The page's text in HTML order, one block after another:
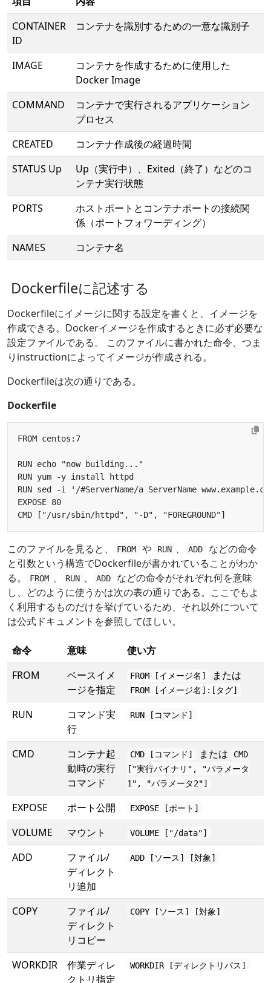
CONTAINER
ID
コンテナを識別するための一意な識別子
IMAGE
コンテナを作成するために使用した
Docker Image
COMMAND
コンテナで実行されるアプリケーション
プロセス
CREATED
コンテナ作成後の経過時間
STATUS Up
Up（実行中）、Exited（終了）などのコ
ンテナ実行状態
PORTS
ホストポートとコンテナポートの接続関
係（ポートフォワーディング）
NAMES
コンテナ名
Dockerfileに記述する
Dockerfileにイメージに関する設定を書くと、イメージを
作成できる。Dockerイメージを作成するときに必ず必要な
設定ファイルである。 このファイルに書かれた命令、つま
りinstructionによってイメージが作成される。
Dockerfileは次の通りである。
Dockerfile
このファイルを見ると、 FROM や RUN 、 ADD
などの命令
と引数という構造でDockerfileが書かれていることがわか
る。
FROM 、 RUN 、 ADD
などの命令がそれぞれ何を意味
し、どのように使うかは次の表の通りである。ここでもよ
く利用するものだけを挙げているため、それ以外について
は公式ドキュメントを参照してほしい。
命令 意味
使い方
FROM
ベースイメ
ージを指定
FROM [イメージ名] または
FROM [イメージ名]:[タグ]
RUN
コマンド実
行
RUN [コマンド]
CMD
コンテナ起
動時の実行
コマンド
CMD [コマンド] または
CMD
["実行バイナリ", "パラメータ
1", "パラメータ2"]
EXPOSE ポート公開 EXPOSE [ポート]
VOLUME マウント VOLUME ["/data"]
ADD
ファイル/
ディレクト
リ追加
ADD [ソース] [対象]
COPY
ファイル/
ディレクト
リコピー
COPY [ソース] [対象]
WORKDIR
作業ディレ
クトリ指定
WORKDIR [ディレクトリパス]